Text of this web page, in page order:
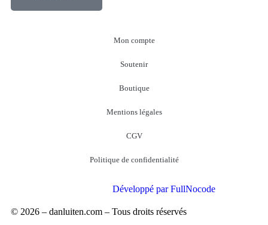
Mon compte
Soutenir
Boutique
Mentions légales
CGV
Politique de confidentialité
Développé par FullNocode
© 2026 – danluiten.com – Tous droits réservés